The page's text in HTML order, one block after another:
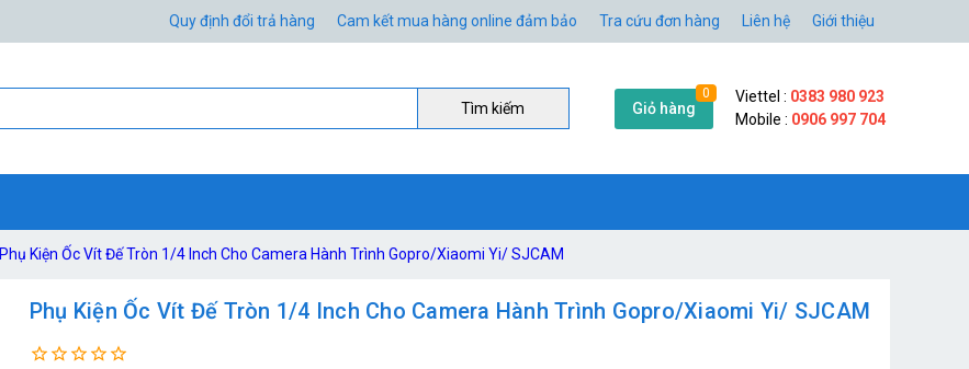
Quy định đổi trả hàng Cam kết mua hàng online đảm bảo Tra cứu đơn hàng Liên hệ Giới thiệu
Tìm kiếm Giỏ hàng
0 Viettel : 0383 980 923
Mobile : 0906 997 704
Phụ Kiện Ốc Vít Đế Tròn 1/4 Inch Cho Camera Hành Trình Gopro/Xiaomi Yi/ SJCAM
Phụ Kiện Ốc Vít Đế Tròn 1/4 Inch Cho Camera Hành Trình Gopro/Xiaomi Yi/ SJCAM